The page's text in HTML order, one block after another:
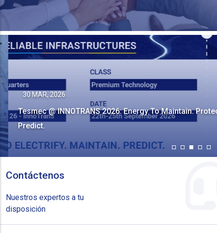
30 MAR, 2026
Tesmec @ INNOTRANS 2026: Energy To Maintain. Protect.
Predict.
Contáctenos
Nuestros expertos a tu
disposición